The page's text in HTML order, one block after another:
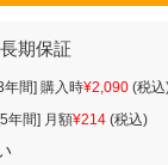
期保証
年間] 購入時¥2,090(税込
[5年間] 月額¥214(税込)